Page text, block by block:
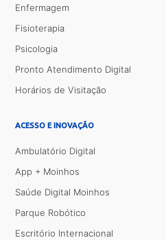
Enfermagem
Fisioterapia
Psicologia
Pronto Atendimento Digital
Horários de Visitação
ACESSO E INOVAÇÃO
Ambulatório Digital
App + Moinhos
Saúde Digital Moinhos
Parque Robótico
Escritório Internacional